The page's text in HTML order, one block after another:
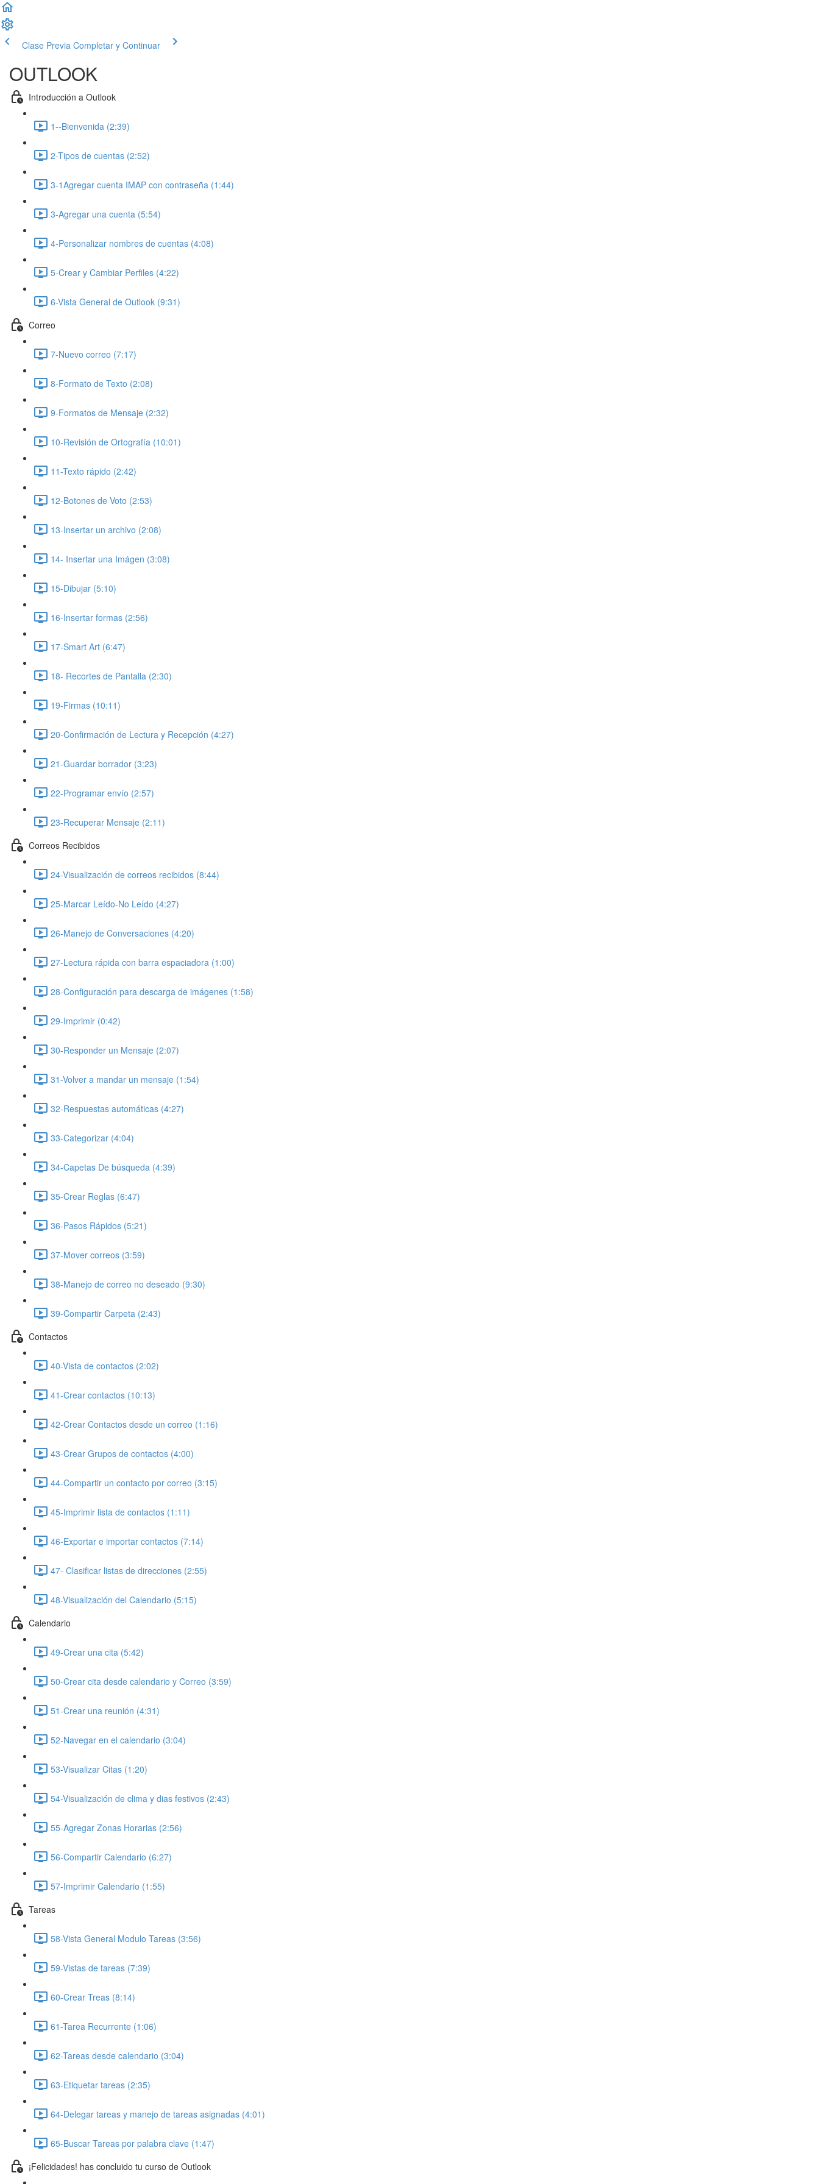
Clase Previa Completar y Continuar
OUTLOOK
Introducción a Outlook
1--Bienvenida (2:39)
2-Tipos de cuentas (2:52)
3-1Agregar cuenta IMAP con contraseña (1:44)
3-Agregar una cuenta (5:54)
4-Personalizar nombres de cuentas (4:08)
5-Crear y Cambiar Perfiles (4:22)
6-Vista General de Outlook (9:31)
Correo
7-Nuevo correo (7:17)
8-Formato de Texto (2:08)
9-Formatos de Mensaje (2:32)
10-Revisión de Ortografía (10:01)
11-Texto rápido (2:42)
12-Botones de Voto (2:53)
13-Insertar un archivo (2:08)
14- Insertar una Imágen (3:08)
15-Dibujar (5:10)
16-Insertar formas (2:56)
17-Smart Art (6:47)
18- Recortes de Pantalla (2:30)
19-Firmas (10:11)
20-Confirmación de Lectura y Recepción (4:27)
21-Guardar borrador (3:23)
22-Programar envío (2:57)
23-Recuperar Mensaje (2:11)
Correos Recibidos
24-Visualización de correos recibidos (8:44)
25-Marcar Leído-No Leído (4:27)
26-Manejo de Conversaciones (4:20)
27-Lectura rápida con barra espaciadora (1:00)
28-Configuración para descarga de imágenes (1:58)
29-Imprimir (0:42)
30-Responder un Mensaje (2:07)
31-Volver a mandar un mensaje (1:54)
32-Respuestas automáticas (4:27)
33-Categorizar (4:04)
34-Capetas De búsqueda (4:39)
35-Crear Reglas (6:47)
36-Pasos Rápidos (5:21)
37-Mover correos (3:59)
38-Manejo de correo no deseado (9:30)
39-Compartir Carpeta (2:43)
Contactos
40-Vista de contactos (2:02)
41-Crear contactos (10:13)
42-Crear Contactos desde un correo (1:16)
43-Crear Grupos de contactos (4:00)
44-Compartir un contacto por correo (3:15)
45-Imprimir lista de contactos (1:11)
46-Exportar e importar contactos (7:14)
47- Clasificar listas de direcciones (2:55)
48-Visualización del Calendario (5:15)
Calendario
49-Crear una cita (5:42)
50-Crear cita desde calendario y Correo (3:59)
51-Crear una reunión (4:31)
52-Navegar en el calendario (3:04)
53-Visualizar Citas (1:20)
54-Visualización de clima y dias festivos (2:43)
55-Agregar Zonas Horarias (2:56)
56-Compartir Calendario (6:27)
57-Imprimir Calendario (1:55)
Tareas
58-Vista General Modulo Tareas (3:56)
59-Vistas de tareas (7:39)
60-Crear Treas (8:14)
61-Tarea Recurrente (1:06)
62-Tareas desde calendario (3:04)
63-Etiquetar tareas (2:35)
64-Delegar tareas y manejo de tareas asignadas (4:01)
65-Buscar Tareas por palabra clave (1:47)
¡Felicidades! has concluido tu curso de Outlook